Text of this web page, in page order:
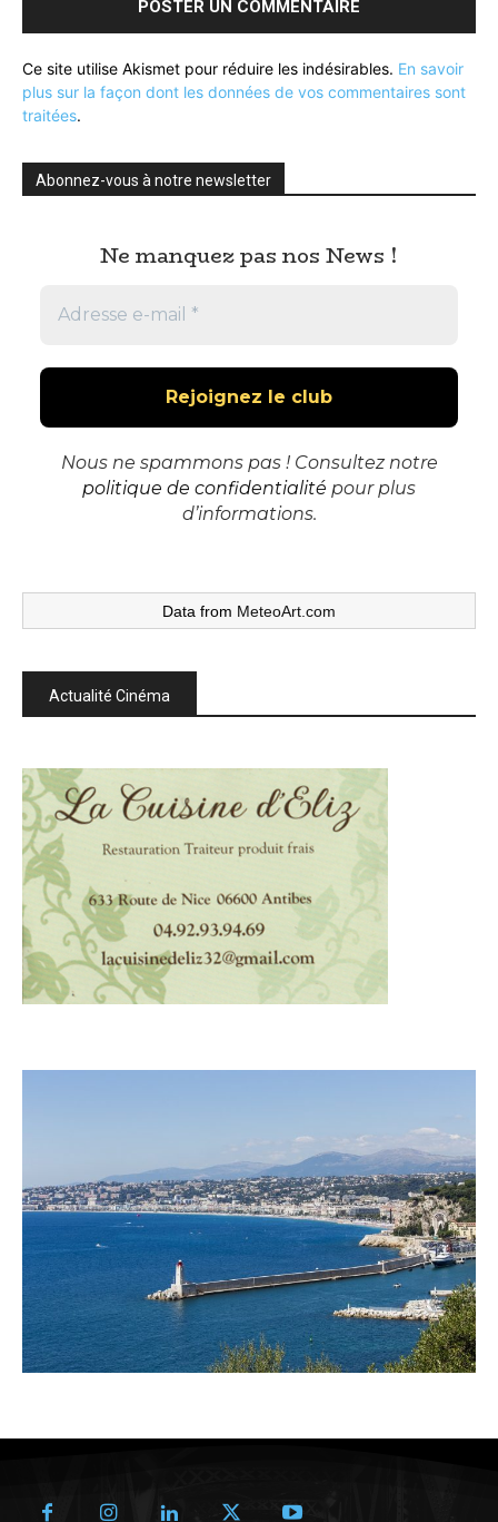
Ce site utilise Akismet pour réduire les indésirables. En savoir
plus sur la façon dont les données de vos commentaires sont
traitées.
Abonnez-vous à notre newsletter
Ne manquez pas nos News !
Nous ne spammons pas ! Consultez notre
politique de confidentialité pour plus
d’informations.
Data from MeteoArt.com
Actualité Cinéma